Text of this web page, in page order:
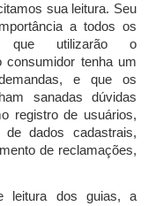
sua leitura. Seu
a todos os
que utilizarão o
consumidor tenha um
e que os
sanadas dúvidas
registro de usuários,
de dados cadastrais,
de reclamações,
leitura dos guias, a